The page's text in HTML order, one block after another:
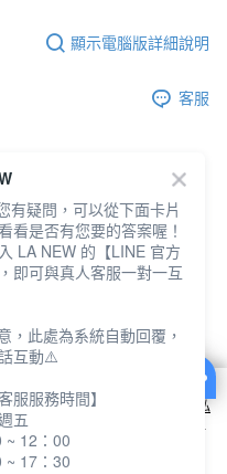
顯示電腦版詳細說明
客服
人護理(美保/清潔/用品)
點金兌換專區
cookie 方式之詳情，及若您不希
設定，請參閱本網站「
隱私
即表示您同意本公司得按本網站使
有疑問，可以從下面卡片
看是否有您要的答案喔！
LA NEW 的【LINE 官方
即可與真人客服一對一互
，此處為系統自動回覆，
互動⚠️
服服務時間】
五
~ 12：00
~ 17：30